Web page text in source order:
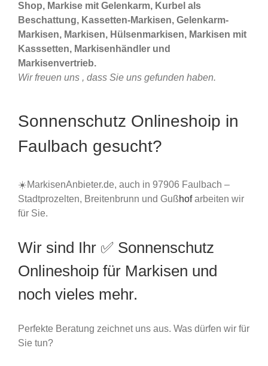
Shop, Markise mit Gelenkarm, Kurbel als
Beschattung, Kassetten-Markisen, Gelenkarm-
Markisen, Markisen, Hülsenmarkisen, Markisen mit
Kasssetten, Markisenhändler und
Markisenvertrieb.
Wir freuen uns , dass Sie uns gefunden haben.
Sonnenschutz Onlineshoip in
Faulbach gesucht?
☀️MarkisenAnbieter.de, auch in 97906 Faulbach –
Stadtprozelten, Breitenbrunn und Gußhofarbeiten wir
für Sie.
Wir sind Ihr ✅ Sonnenschutz
Onlineshoip für Markisen und
noch vieles mehr.
Perfekte Beratung zeichnet uns aus. Was dürfen wir für
Sie tun?